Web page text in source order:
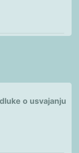
o usvajanju